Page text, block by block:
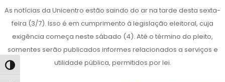
Alternar alto contraste
As notícias da Unicentro estão saindo do ar na tarde desta sexta-
feira (3/7). Isso é em cumprimento à legislação eleitoral, cuja
exigência começa neste sábado (4). Até o término do pleito,
somentes serão publicados informes relacionados a serviços e
utilidade pública, permitidos por lei.